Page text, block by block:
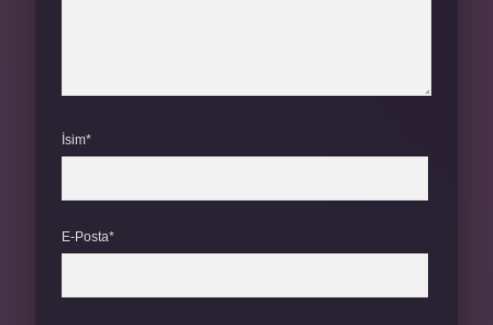
İsim*
E-Posta*